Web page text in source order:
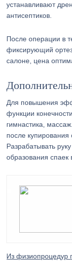
устанавливают
антисептиков.
После операции в
фиксирующий
салоне, цена
Для повышения
функции
гимнастика,
после купирования
Разрабатывать
образования спаек
Из физиопроцедур